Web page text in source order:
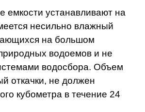
емкости устанавливают на
несильно влажный
на большом
водоемов и не
водосбора. Объем
откачки, не должен
кубометра в течение 24